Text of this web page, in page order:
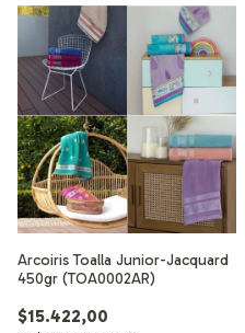
Arcoiris Toalla Junior-Jacquard
450gr (TOA0002AR)
$15.422,00